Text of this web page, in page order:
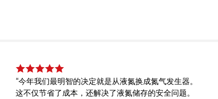
“今年我们最明智的决定就是从液氮换成氮气发生器。
这不仅节省了成本，还解决了液氮储存的安全问题。